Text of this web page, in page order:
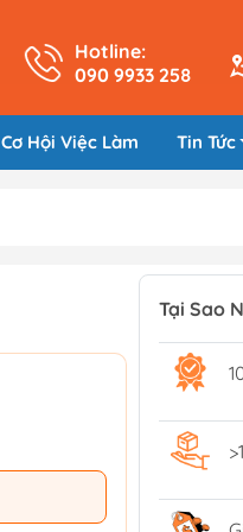
Hotline:
090 9933 258
Cơ Hội Việc Làm Tin Tức
Tại Sao